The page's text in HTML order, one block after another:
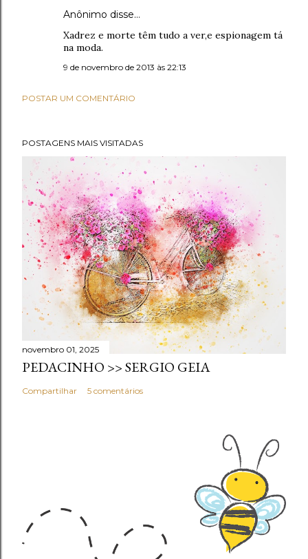
Anônimo disse…
Xadrez e morte têm tudo a ver,e espionagem tá
na moda.
9 de novembro de 2013 às 22:13
POSTAR UM COMENTÁRIO
POSTAGENS MAIS VISITADAS
novembro 01, 2025
PEDACINHO >> SERGIO GEIA
Compartilhar 5 comentários